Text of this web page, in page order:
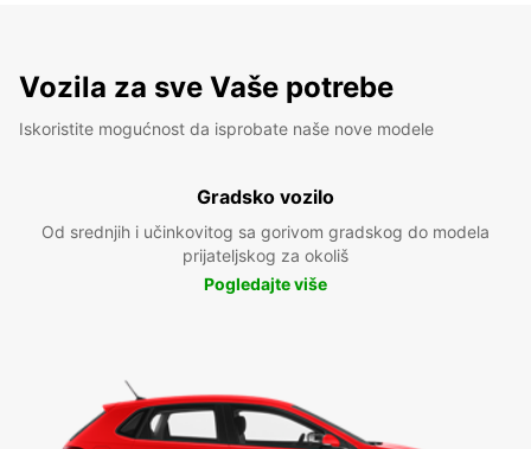
Vozila za sve Vaše potrebe
Iskoristite mogućnost da isprobate naše nove modele
Gradsko vozilo
Od srednjih i učinkovitog sa gorivom gradskog do modela
prijateljskog za okoliš
Pogledajte više